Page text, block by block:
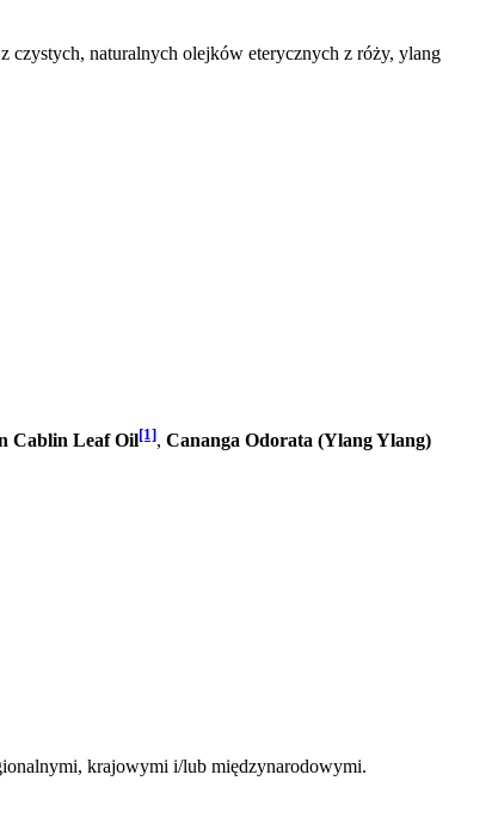
czystych, naturalnych olejków eterycznych z róży, ylang
Cablin Leaf Oil[1], Cananga Odorata (Ylang Ylang)
krajowymi i/lub międzynarodowymi.